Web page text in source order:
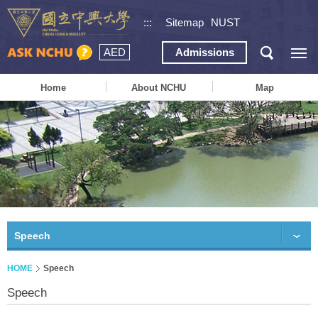
::: Sitemap NUST
AED Admissions
Home About NCHU Map
Speech
HOME Speech
Speech